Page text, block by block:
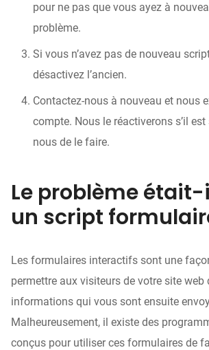
pour ne pas que vous ayez à
problème.
Si vous n’avez pas de nouveau
désactivez l’ancien.
Contactez-nous à nouveau et nous
compte. Nous le réactiverons s’il
nous de le faire.
Le problème
un script
Les formulaires interactifs sont une
permettre aux visiteurs de votre site web
informations qui vous sont ensuite
Malheureusement, il existe des
conçus pour utiliser ces formulaires de